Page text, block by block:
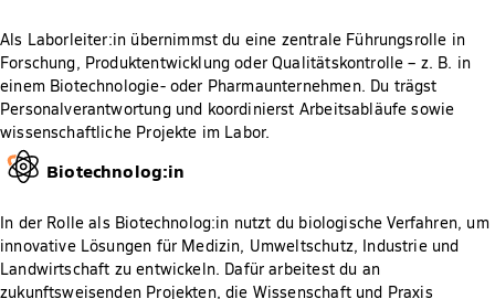
Als Laborleiter:in übernimmst du eine zentrale Führungsrolle in
Forschung, Produktentwicklung oder Qualitätskontrolle – z. B. in
einem Biotechnologie- oder Pharmaunternehmen. Du trägst
Personalverantwortung und koordinierst Arbeitsabläufe sowie
wissenschaftliche Projekte im Labor.
Biotechnolog:in
In der Rolle als Biotechnolog:in nutzt du biologische Verfahren, um
innovative Lösungen für Medizin, Umweltschutz, Industrie und
Landwirtschaft zu entwickeln. Dafür arbeitest du an
zukunftsweisenden Projekten, die Wissenschaft und Praxis